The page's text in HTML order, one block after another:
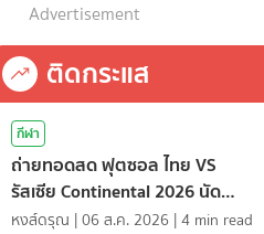
Advertisement
ติดกระแส
กีฬา
ถ่ายทอดสด ฟุตซอล ไทย VS
รัสเซีย Continental 2026 นัด
สุดท้าย
หงส์ดรุณ |06 ส.ค. 2026 |4 min read